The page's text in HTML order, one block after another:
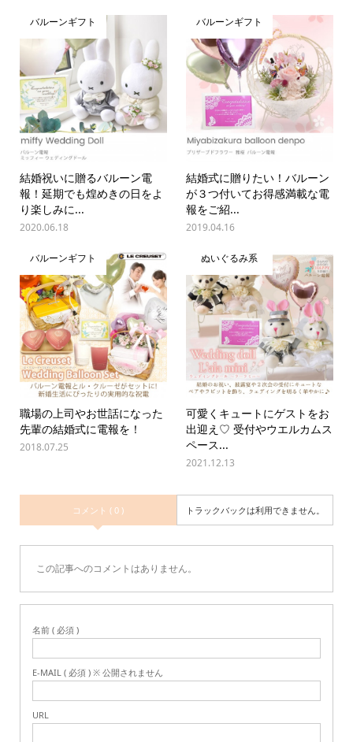
バルーンギフト
結婚祝いに贈るバルーン電
報！延期でも煌めきの日をよ
り楽しみに...
2020.06.18
バルーンギフト
結婚式に贈りたい！バルーン
が３つ付いてお得感満載な電
報をご紹...
2019.04.16
バルーンギフト
職場の上司やお世話になった
先輩の結婚式に電報を！
2018.07.25
ぬいぐるみ系
可愛くキュートにゲストをお
出迎え♡ 受付やウエルカムス
ペース...
2021.12.13
コメント ( 0 ) トラックバックは利用できません。
この記事へのコメントはありません。
名前 ( 必須 )
E-MAIL ( 必須 ) ※ 公開されません
URL